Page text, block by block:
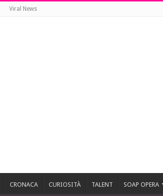
Viral News
CRONACA CURIOSITÀ TALENT SOAP OPERA